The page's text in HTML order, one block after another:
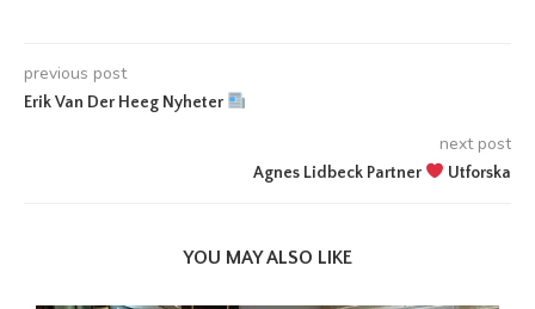
previous post
Erik Van Der Heeg Nyheter
next post
Agnes Lidbeck Partner Utforska
YOU MAY ALSO LIKE